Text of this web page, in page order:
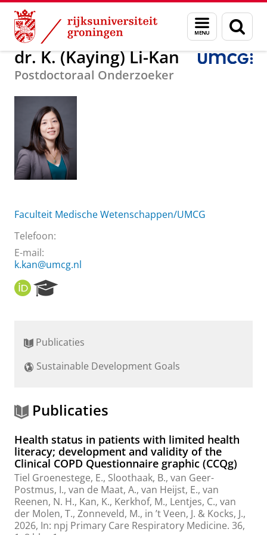
Skip
Content
Skip
Navigation
Menu
en
zoeken
Over ons dr. K. (Kaying) Li-Kan
dr. K. (Kaying) Li-Kan
Postdoctoraal Onderzoeker
Faculteit Medische Wetenschappen/UMCG
Telefoon:
E-mail:
k.kan@umcg.nl
O
R
r
h
r
t
l
Publicaties
Sustainable Development Goals
Publicaties
Health status in patients with limited health
literacy; development and validity of the
Clinical COPD Questionnaire graphic (CCQg)
Tiel Groenestege, E., Sloothaak, B., van Geer-
Postmus, I., van de Maat, A., van Heijst, E., van
Reenen, N. H., Kan, K., Kerkhof, M., Lentjes, C., van
der Molen, T., Zonneveld, M., in ’t Veen, J. & Kocks, J.,
2026, In: npj Primary Care Respiratory Medicine. 36,